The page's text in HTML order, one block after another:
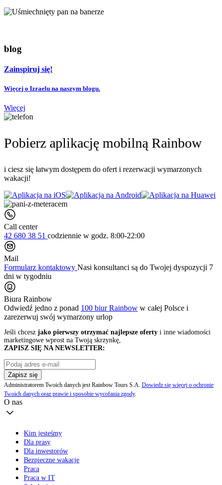
blog
Zainspiruj się!
Więcej o Izraelu na naszym blogu.
Więcej
Pobierz aplikację mobilną Rainbow
i ciesz się łatwym dostępem do ofert i rezerwacji wymarzonych
wakacji!
Call center
42 680 38 51 codziennie w godz. 8:00-22:00
Mail
Formularz kontaktowy Nasi konsultanci są do Twojej dyspozycji 7
dni w tygodniu
Biura Rainbow
Odwiedź jedno z ponad 100 biur Rainbow w całej Polsce i
zarezerwuj swój wymarzony urlop
Jeśli chcesz jako pierwszy otrzymać najlepsze oferty i inne wiadomości
marketingowe wprost na Twoją skrzynkę,
ZAPISZ SIĘ NA NEWSLETTER:
Zapisz się
Administratorem Twoich danych jest Rainbow Tours S.A. Dowiedz się więcej o ochronie
Twoich danych oraz prawie i sposobie wycofania zgody.
O nas
Kim jesteśmy
Dla prasy
Dla inwestorów
Bezpieczne wakacje
Praca
Praca w IT